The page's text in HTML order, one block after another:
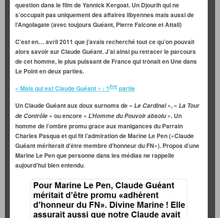
question dans le film de Yannick Kergoat. Un Djourih qui ne
s’occupait pas uniquement des affaires libyennes mais aussi de
l’Angolagate (avec toujours Guéant, Pierre Falcone et Attali)
C’est en… avril 2011 que j’avais recherché tout ce qu’on pouvait
alors savoir sur Claude Guéant. J’ai ainsi pu retracer le parcours
de cet homme, le plus puissant de France qui trônait en Une dans
Le Pointen deux parties.
« Mais qui est Claude Guéant » : 1ère partie
Un Claude Guéant aux doux surnoms de « Le Cardinal», « La Tour
de Contrôle » ou encore « L’Hommedu Pouvoir absolu». Un
homme de l’ombre promu grace aux manigances du Parrain
Charles Pasqua et qui fit l’admiration de Marine Le Pen («Claude
Guéant mériterait d’être membre d’honneur du FN»). Propos d’une
Marine Le Pen que personne dans les médias ne rappelle
aujourd’hui bien entendu.